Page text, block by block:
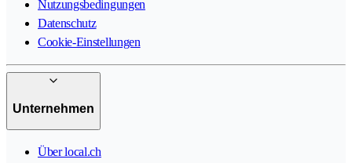
Nutzungsbedingungen
Datenschutz
Cookie-Einstellungen
Unternehmen
Über local.ch